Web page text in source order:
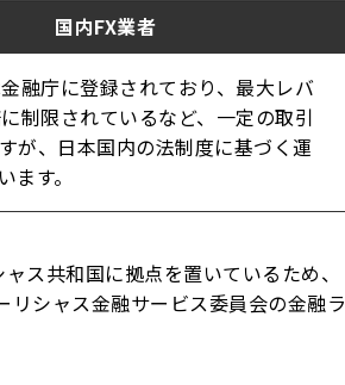
国内FX業者
融庁に登録されており、最大レバ
制限されているなど、一定の取引
が、日本国内の法制度に基づく運
ます。
ス共和国に拠点を置いているため、
リシャス金融サービス委員会の金融ラ